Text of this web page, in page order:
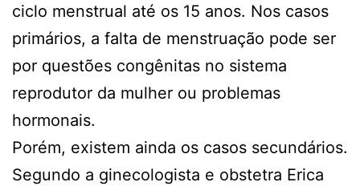
ciclo menstrual até os 15 anos. Nos casos
primários, a falta de menstruação pode ser
por questões congênitas no sistema
reprodutor da mulher ou problemas
hormonais.
Porém, existem ainda os casos secundários.
Segundo a ginecologista e obstetra Erica